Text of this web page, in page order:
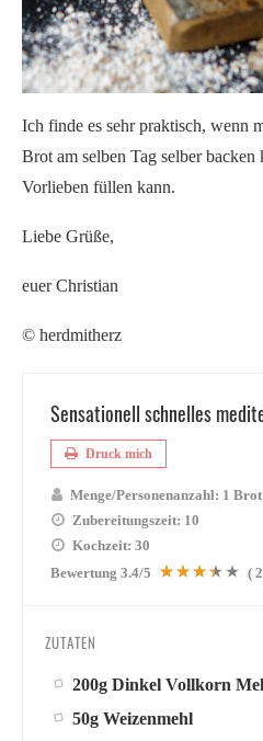
Ich finde es sehr praktisch, wenn
Brot am selben Tag selber backen
Vorlieben füllen kann.
Liebe Grüße,
euer Christian
© herdmitherz
Sensationell schnelles
Druck mich
Menge/Personenanzahl: 1 Brot
Zubereitungszeit: 10
Kochzeit: 30
Bewertung 3.4/5 (
ZUTATEN
200g Dinkel Vollkorn
50g Weizenmehl